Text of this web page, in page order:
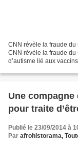
CNN révèle la fraude du
CNN révèle la fraude
d’autisme lié aux
Une
pour traite
Publié le 23/09/2014 à
Par afrohistorama,